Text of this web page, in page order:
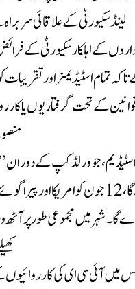
لینڈ سکیورٹی کے علاقائی
کے اہلکار سکیورٹی کے
تمام اسٹیڈیمز اور تقریبات کو
کے تحت گرفتاریوں یا
اسٹیڈیم، جو ورلڈ کپ کے
اسٹیڈیم“ کہلائے گا، 12 جون کو امریکا
گا۔ شہر میں مجموعی طور پر
میں آئی سی ای کی